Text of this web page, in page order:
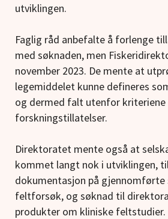
utviklingen.
Faglig råd anbefalte å forlenge
med søknaden, men
november 2023. De mente at
legemiddelet kunne defineres
og dermed falt utenfor
forskningstillatelser.
Direktoratet mente også at
kommet langt nok i utviklingen,
dokumentasjon på gjennomførte
feltforsøk, og søknad til
produkter om kliniske feltstudier.